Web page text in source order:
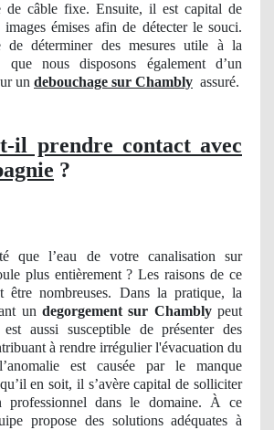
de câble fixe. Ensuite, il est capital de
émises afin de détecter le souci.
déterminer des mesures utile à la
que nous disposons également d’un
un debouchage sur Chambly assuré.
il prendre contact avec
?
que l’eau de votre canalisation sur
plus entièrement ? Les raisons de ce
être nombreuses. Dans la pratique, la
un degorgement sur Chamblypeut
aussi susceptible de présenter des
à rendre irrégulier l'évacuation du
est causée par le manque
en soit, il s’avère capital de solliciter
professionnel dans le domaine. À ce
propose des solutions adéquates à